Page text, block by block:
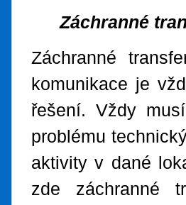
Záchranné
Záchranné
komunikace je
řešení. Vždy
problému
aktivity v dané
zde záchranné